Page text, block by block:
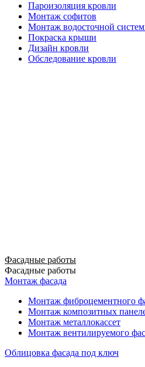
Пароизоляция кровли
Монтаж софитов
Монтаж водосточной
Покраска крыши
Дизайн кровли
Обследование кровли
Фасадные работы
Фасадные работы
Монтаж фасада
Монтаж фиброцементного
Монтаж композитных
Монтаж металлокассет
Монтаж вентилируемого
Облицовка фасада под ключ